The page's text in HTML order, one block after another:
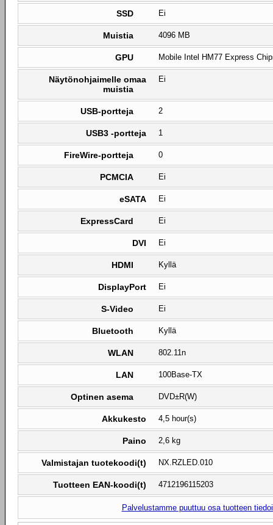
SSD Ei
Muistia 4096 MB
GPU Mobile Intel HM77 Express
Näytönohjaimelle omaa
muistia
Ei
USB-portteja 2
USB3 -portteja 1
FireWire-portteja 0
PCMCIA Ei
eSATA Ei
ExpressCard Ei
DVI Ei
HDMI Kyllä
DisplayPort Ei
S-Video Ei
Bluetooth Kyllä
WLAN 802.11n
LAN 100Base-TX
Optinen asema DVD±R(W)
Akkukesto 4,5 hour(s)
Paino 2,6 kg
Valmistajan tuotekoodi(t) NX.RZLED.010
Tuotteen EAN-koodi(t) 4712196115203
Palvelustamme puuttuu osa tuotteen